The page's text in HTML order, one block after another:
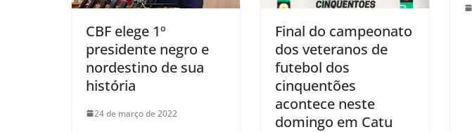
CBF elege 1º
presidente negro e
nordestino de sua
história
24 de março de 2022
Final do campeonato
dos veteranos de
futebol dos
cinquentões
acontece neste
domingo em Catu